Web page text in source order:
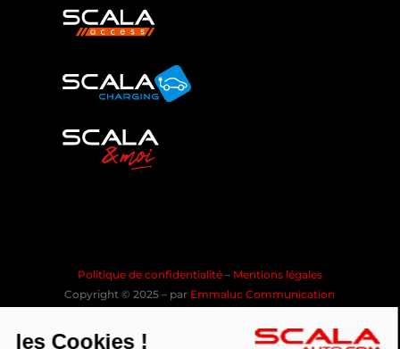
Politique de confidentialité – Mentions légales
Copyright © 2025 – par Emmaluc Communication
les Cookies !